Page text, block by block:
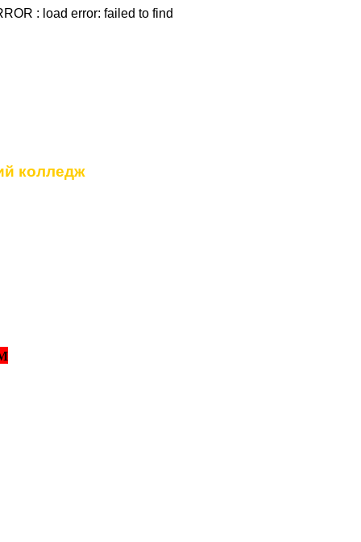
: load error: failed to find
колледж